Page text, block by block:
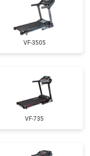
VF-3505
VF-735